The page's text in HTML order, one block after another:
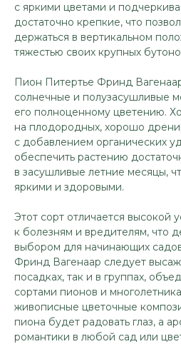
с яркими цветами и
достаточно крепкие, что
держаться в вертикальном
тяжестью своих крупных
Пион Питертье Фринд
солнечные и полузасушливые
его полноценному цветению.
на плодородных, хорошо
с добавлением органических
обеспечить растению
в засушливые летние месяцы,
яркими и здоровыми.
Этот сорт отличается высокой
к болезням и вредителям, что
выбором для начинающих
Фринд Вагенаар следует
посадках, так и в группах,
сортами пионов и
живописные цветочные
пиона будет радовать глаз, а
романтики в любой сад или